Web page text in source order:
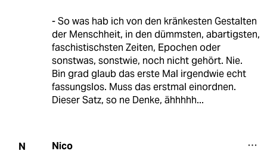
- So was hab ich von den kränkesten Gestalten
der Menschheit, in den dümmsten, abartigsten,
faschistischsten Zeiten, Epochen oder
sonstwas, sonstwie, noch nicht gehört. Nie.
Bin grad glaub das erste Mal irgendwie echt
fassungslos. Muss das erstmal einordnen.
Dieser Satz, so ne Denke, ähhhhh...
N Nico